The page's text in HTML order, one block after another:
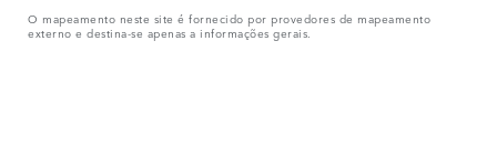
O mapeamento neste site é fornecido por provedores de mapeamento
externo e destina-se apenas a informações gerais.